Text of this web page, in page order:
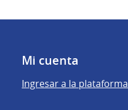
Mi cuenta
Ingresar a la plataforma